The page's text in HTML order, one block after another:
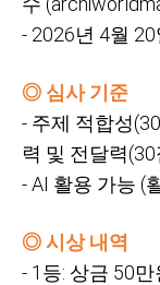
- 2026년 4월 20
◎ 심사 기준
- 주제 적합성
력 및 전달력(30
- AI 활용 가능 (
◎ 시상 내역
- 1등: 상금 50만